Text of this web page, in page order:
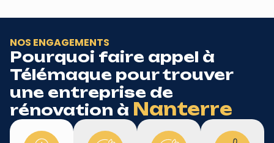
NOS ENGAGEMENTS
Pourquoi faire appel à
Télémaque pour trouver
une entreprise de
rénovation à Nanterre